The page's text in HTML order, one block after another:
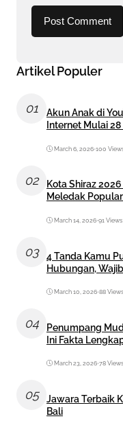
Artikel Populer
01
Akun Anak di
Internet Mulai
March 6, 2026•100
02
Kota Shiraz
Meledak
March 14, 2026•91 Views
03
4 Tanda Kamu
Hubungan,
March 10, 2026•88 Views
04
Penumpang
Ini Fakta
March 23, 2026•78 Views
05
Jawara Terbaik
Bali